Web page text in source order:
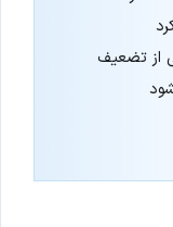
از تضعیف